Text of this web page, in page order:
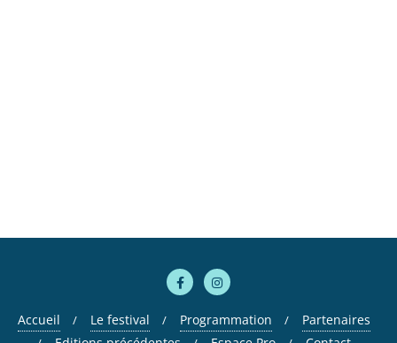
Accueil Le festival Programmation
Partenaires